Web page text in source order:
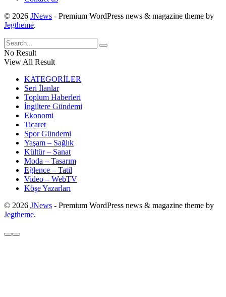
© 2026 JNews - Premium WordPress news & magazine theme by
Jegtheme.
No Result
View All Result
KATEGORİLER
Seri İlanlar
Toplum Haberleri
İngiltere Gündemi
Ekonomi
Ticaret
Spor Gündemi
Yaşam – Sağlık
Kültür – Sanat
Moda – Tasarım
Eğlence – Tatil
Video – WebTV
Köşe Yazarları
© 2026 JNews - Premium WordPress news & magazine theme by
Jegtheme.